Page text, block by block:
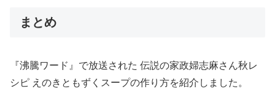
まとめ
『沸騰ワード』で放送された 伝説の家政婦志麻さん秋レ
シピ えのきともずくスープの作り方を紹介しました。